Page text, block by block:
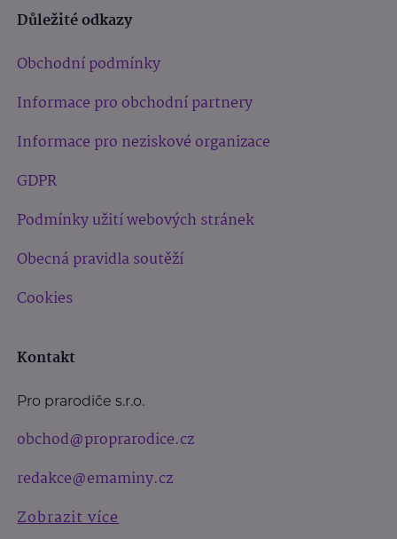
Důležité odkazy
Obchodní podmínky
Informace pro obchodní partnery
Informace pro neziskové organizace
GDPR
Podmínky užití webových stránek
Obecná pravidla soutěží
Cookies
Kontakt
Pro prarodiče s.r.o.
obchod@proprarodice.cz
redakce@emaminy.cz
Zobrazit více